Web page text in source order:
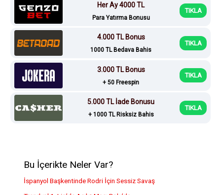
Her Ay 4000 TL
Para Yatırma Bonusu
TIKLA
4.000 TL Bonus
1000 TL Bedava Bahis
TIKLA
3.000 TL Bonus
+ 50 Freespin
TIKLA
5.000 TL İade Bonusu
+ 1000 TL Risksiz Bahis
TIKLA
Bu İçerikte Neler Var?
İspanyol Başkentinde Rodri İçin Sessiz Savaş